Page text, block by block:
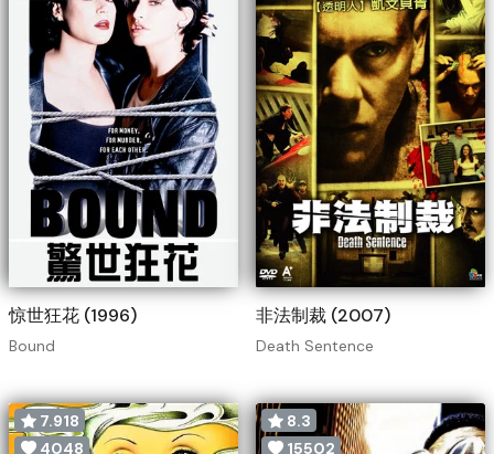
惊世狂花 (1996)
Bound
非法制裁 (2007)
Death Sentence
7.918
4048
8.3
15502